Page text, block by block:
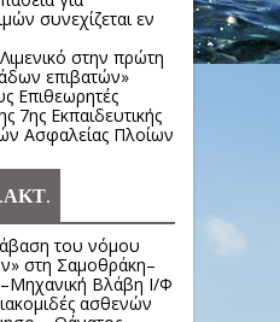
συνεχίζεται εν
στην πρώτη
επιβατών»
Επιθεωρητές
7ης Εκπαιδευτικής
Ασφαλείας Πλοίων
του νόμου
στη Σαμοθράκη–
Βλάβη Ι/Φ
ασθενών